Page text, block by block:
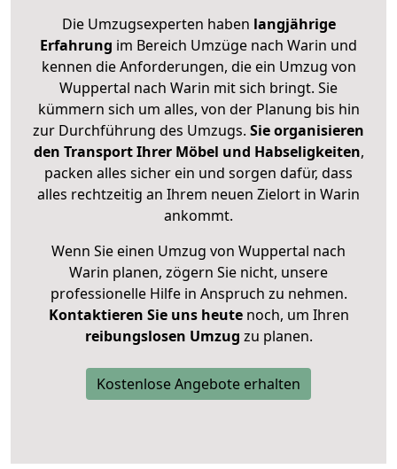
Die Umzugsexperten haben langjährige
Erfahrung im Bereich Umzüge nach Warin und
kennen die Anforderungen, die ein Umzug von
Wuppertal nach Warin mit sich bringt. Sie
kümmern sich um alles, von der Planung bis hin
zur Durchführung des Umzugs. Sie organisieren
den Transport Ihrer Möbel und Habseligkeiten,
packen alles sicher ein und sorgen dafür, dass
alles rechtzeitig an Ihrem neuen Zielort in Warin
ankommt.
Wenn Sie einen Umzug von Wuppertal nach
Warin planen, zögern Sie nicht, unsere
professionelle Hilfe in Anspruch zu nehmen.
Kontaktieren Sie uns heutenoch, um Ihren
reibungslosen Umzug zu planen.
Kostenlose Angebote erhalten